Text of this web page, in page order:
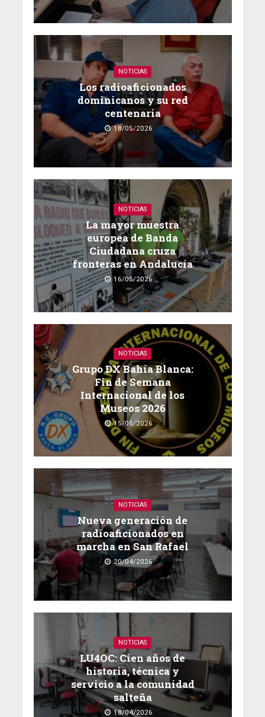
NOTICIAS
Los radioaficionados
dominicanos y su red
centenaria
18/05/2026
NOTICIAS
La mayor muestra
europea de Banda
Ciudadana cruza
fronteras en Andalucía
16/05/2026
NOTICIAS
Grupo DX Bahía Blanca:
Fin de Semana
Internacional de los
Museos 2026
15/05/2026
NOTICIAS
Nueva generación de
radioaficionados en
marcha en San Rafael
20/04/2026
NOTICIAS
LU4OC: Cien años de
historia, técnica y
servicio a la comunidad
salteña
18/04/2026